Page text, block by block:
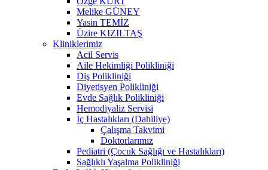
Melike GÜNEY
Yasin TEMİZ
Üzire KIZILTAŞ
Kliniklerimiz
Acil Servis
Aile Hekimliği Polikliniği
Diş Polikliniği
Diyetisyen Polikliniği
Evde Sağlık Polikliniği
Hemodiyaliz Servisi
İç Hastalıkları (Dahiliye)
Çalışma Takvimi
Doktorlarımız
Pediatri (Çocuk Sağlığı ve Hastalıkları)
Sağlıklı Yaşalma Polikliniği